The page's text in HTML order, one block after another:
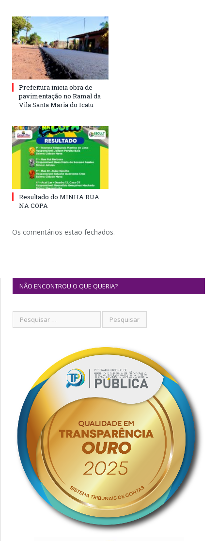
Prefeitura inicia obra de
pavimentação no Ramal da
Vila Santa Maria do Icatu
Resultado do MINHA RUA
NA COPA
Os comentários estão fechados.
NÃO ENCONTROU O QUE QUERIA?